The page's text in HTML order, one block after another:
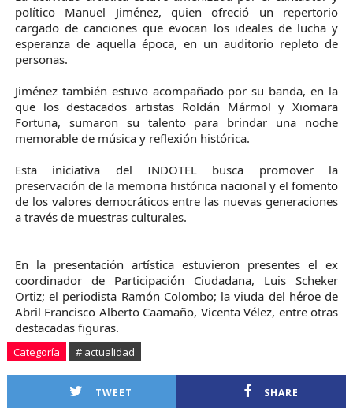
político Manuel Jiménez, quien ofreció un repertorio
cargado de canciones que evocan los ideales de lucha y
esperanza de aquella época, en un auditorio repleto de
personas.
Jiménez también estuvo acompañado por su banda, en la
que los destacados artistas Roldán Mármol y Xiomara
Fortuna, sumaron su talento para brindar una noche
memorable de música y reflexión histórica.
Esta iniciativa del INDOTEL busca promover la
preservación de la memoria histórica nacional y el fomento
de los valores democráticos entre las nuevas generaciones
a través de muestras culturales.
En la presentación artística estuvieron presentes el ex
coordinador de Participación Ciudadana, Luis Scheker
Ortiz; el periodista Ramón Colombo; la viuda del héroe de
Abril Francisco Alberto Caamaño, Vicenta Vélez, entre otras
destacadas figuras.
Categoría # actualidad
TWEET SHARE